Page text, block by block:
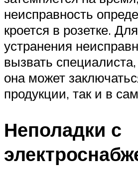
неисправность
кроется в розетке.
устранения
вызвать специалиста,
она может
продукции, так и в
Неполадки с